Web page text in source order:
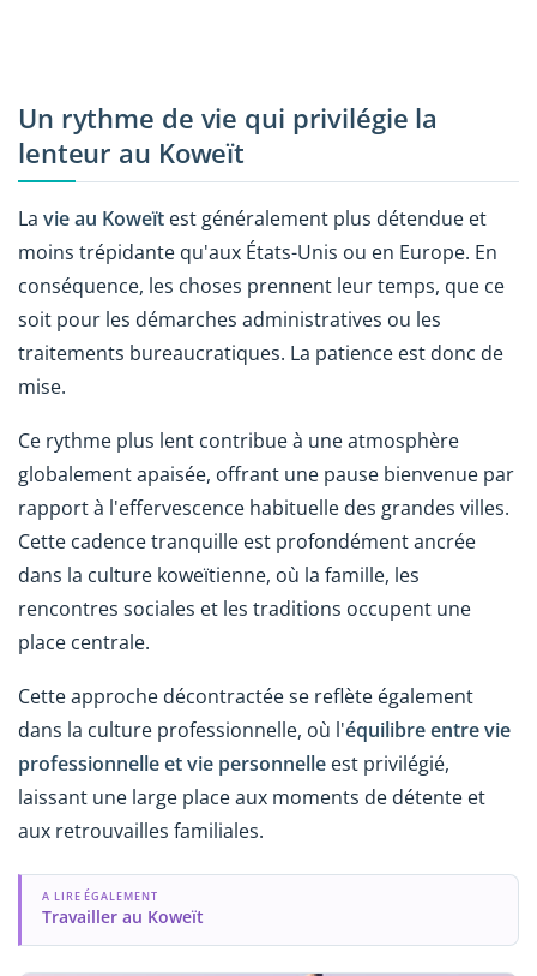
Un rythme de vie qui privilégie la
lenteur au Koweït
La vie au Koweït est généralement plus détendue et
moins trépidante qu'aux États-Unis ou en Europe. En
conséquence, les choses prennent leur temps, que ce
soit pour les démarches administratives ou les
traitements bureaucratiques. La patience est donc de
mise.
Ce rythme plus lent contribue à une atmosphère
globalement apaisée, offrant une pause bienvenue par
rapport à l'effervescence habituelle des grandes villes.
Cette cadence tranquille est profondément ancrée
dans la culture koweïtienne, où la famille, les
rencontres sociales et les traditions occupent une
place centrale.
Cette approche décontractée se reflète également
dans la culture professionnelle, où l'équilibre entre vie
professionnelle et vie personnelle est privilégié,
laissant une large place aux moments de détente et
aux retrouvailles familiales.
A LIRE ÉGALEMENT
Travailler au Koweït